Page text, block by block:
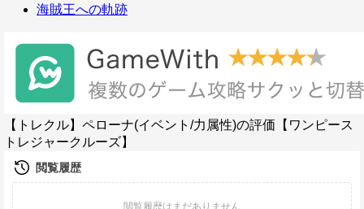
海賊王への軌跡
【トレクル】ペローナ(イベント/力属性)の評価【ワンピース
トレジャークルーズ】